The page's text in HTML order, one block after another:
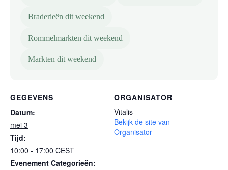
Braderieën dit weekend
Rommelmarkten dit weekend
Markten dit weekend
GEGEVENS
Datum:
mei 3
Tijd:
10:00 - 17:00 CEST
Evenement Categorieën:
ORGANISATOR
Vitalis
Bekijk de site van
Organisator